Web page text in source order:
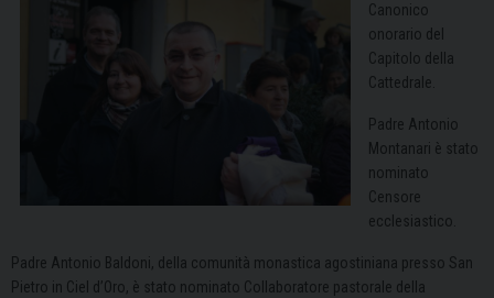
Canonico
onorario del
Capitolo della
Cattedrale.
Padre Antonio
Montanari è stato
nominato
Censore
ecclesiastico.
Padre Antonio Baldoni, della comunità monastica agostiniana presso San
Pietro in Ciel d’Oro, è stato nominato Collaboratore pastorale della